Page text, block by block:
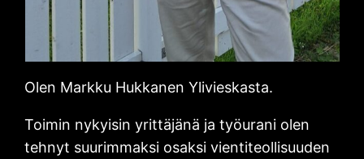
Olen Markku Hukkanen Ylivieskasta.
Toimin nykyisin yrittäjänä ja työurani olen
tehnyt suurimmaksi osaksi vientiteollisuuden